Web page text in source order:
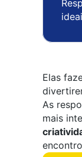
Elas
As
mais